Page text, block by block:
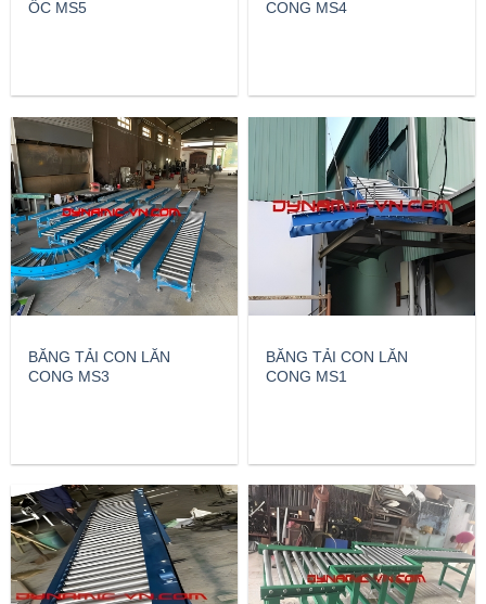
ỐC MS5
CONG MS4
BĂNG TẢI CON LĂN
CONG MS3
BĂNG TẢI CON LĂN
CONG MS1